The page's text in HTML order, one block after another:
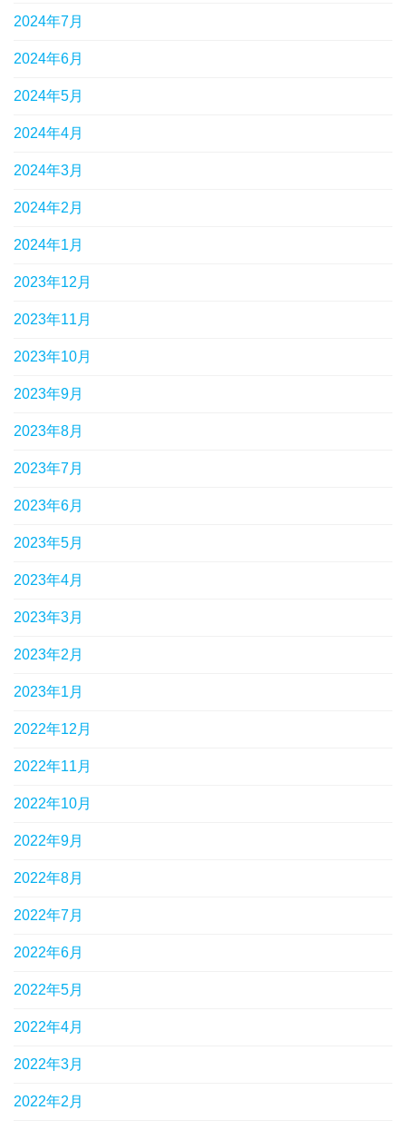
2024年7月
2024年6月
2024年5月
2024年4月
2024年3月
2024年2月
2024年1月
2023年12月
2023年11月
2023年10月
2023年9月
2023年8月
2023年7月
2023年6月
2023年5月
2023年4月
2023年3月
2023年2月
2023年1月
2022年12月
2022年11月
2022年10月
2022年9月
2022年8月
2022年7月
2022年6月
2022年5月
2022年4月
2022年3月
2022年2月